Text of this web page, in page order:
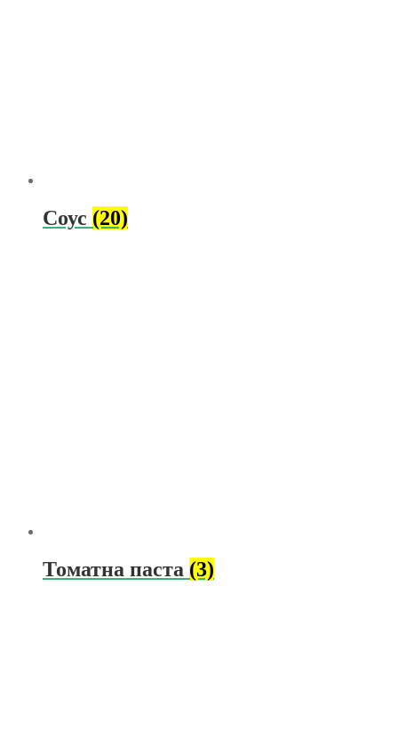
Соус (20)
Томатна паста (3)